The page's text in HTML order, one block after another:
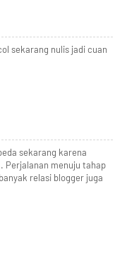
sekarang nulis jadi cuan
sekarang karena
Perjalanan menuju tahap
relasi blogger juga